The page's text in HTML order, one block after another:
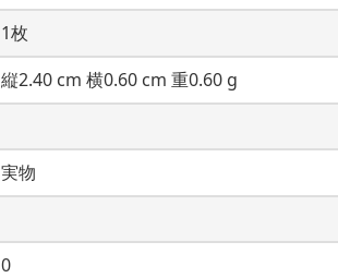
1枚
縦2.40 cm 横0.60 cm 重0.60 g
実物
0